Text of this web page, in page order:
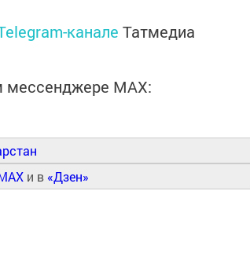
канале Татмедиа
мессенджере MАХ:
и в «Дзен»